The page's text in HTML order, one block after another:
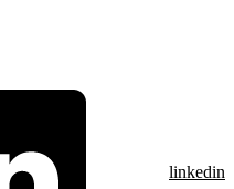
linkedin